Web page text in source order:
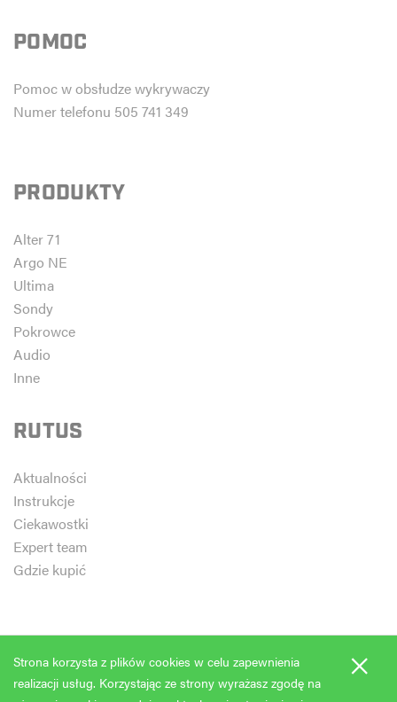
POMOC
Pomoc w obsłudze wykrywaczy
Numer telefonu 505 741 349
PRODUKTY
Alter 71
Argo NE
Ultima
Sondy
Pokrowce
Audio
Inne
RUTUS
Aktualności
Instrukcje
Ciekawostki
Expert team
Gdzie kupić
Copyright 2026 Rutus
Strona korzysta z plików cookies w celu zapewnienia
realizacji usług. Korzystając ze strony wyrażasz zgodę na
×